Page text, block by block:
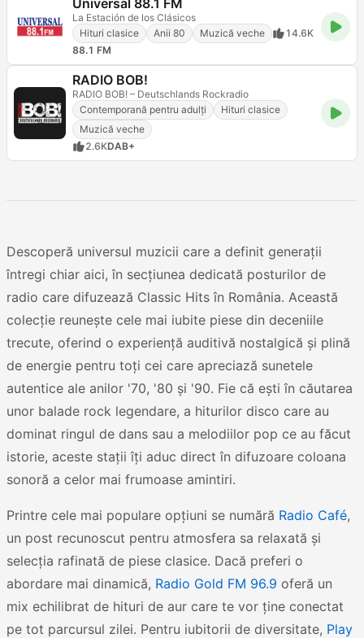
Universal 88.1 FM
La Estación de los Clásicos
Hituri clasice
Anii 80 Muzică veche
14.6K
88.1 FM
RADIO BOB!
RADIO BOB! – Deutschlands Rockradio
Contemporană pentru adulți
Hituri clasice
Muzică veche
2.6KDAB+
Descoperă universul muzicii care a definit generații
întregi chiar aici, în secțiunea dedicată posturilor de
radio care difuzează Classic Hits în România. Această
colecție reunește cele mai iubite piese din deceniile
trecute, oferind o experiență auditivă nostalgică și plină
de energie pentru toți cei care apreciază sunetele
autentice ale anilor '70, '80 și '90. Fie că ești în căutarea
unor balade rock legendare, a hiturilor disco care au
dominat ringul de dans sau a melodiilor pop ce au făcut
istorie, aceste stații îți aduc direct în difuzoare coloana
sonoră a celor mai frumoase amintiri.
Printre cele mai populare opțiuni se numără Radio Café,
un post recunoscut pentru atmosfera sa relaxată și
selecția rafinată de piese clasice. Dacă preferi o
abordare mai dinamică, Radio Gold FM 96.9 oferă un
mix echilibrat de hituri de aur care te vor ține conectat
pe tot parcursul zilei. Pentru iubitorii de diversitate, Play